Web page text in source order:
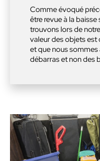
Comme évoqué
être revue à la
trouvons lors de
valeur des objets est
et que nous
débarras et non des